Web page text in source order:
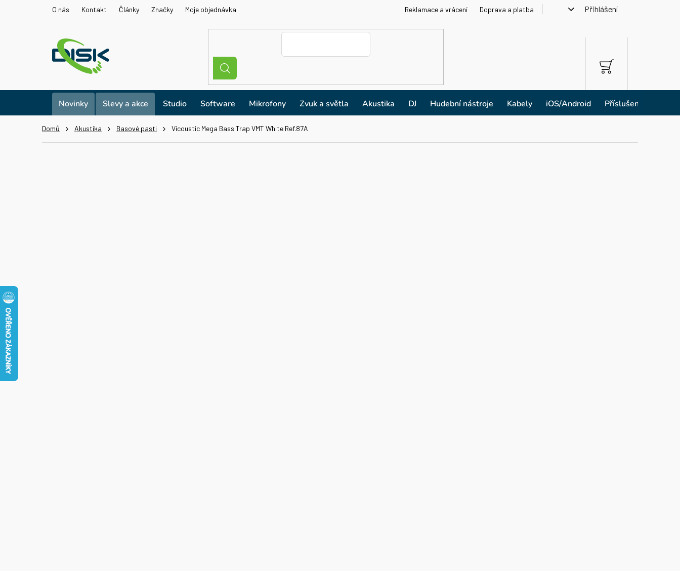
O nás Kontakt Články Značky Moje objednávka Reklamace a vrácení Doprava a platba Přihlášení
NÁKUPNÍ
KOŠÍK
Novinky Slevy a akce Studio Software Mikrofony Zvuk a světla Akustika DJ Hudební nástroje Kabely iOS/Android Příslušenství
Domů Akustika Basové pasti Vicoustic Mega Bass Trap VMT White Ref.87A